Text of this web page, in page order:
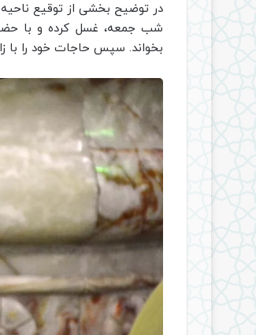
در توضیح بخشی از توقیع
شب جمعه، غسل کرده و با
بخواند. سپس حاجات خود را با